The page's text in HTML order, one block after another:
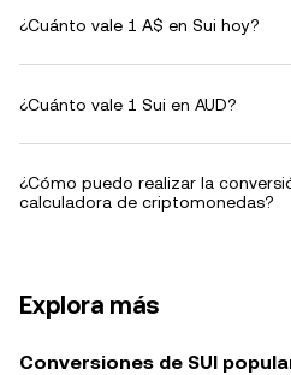
¿Cuánto vale 1 A$ en Sui hoy?
¿Cuánto vale 1 Sui en AUD?
¿Cómo puedo realizar la
calculadora de criptomonedas?
Explora más
Conversiones de SUI